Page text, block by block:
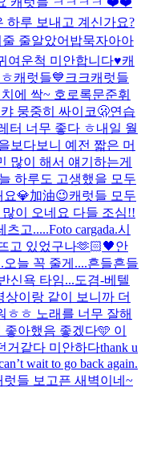
하루 보내고 계신가요?
줄알았어 밥묵자아아
여운척 미안합니다♥️캐
캐럿들💙크크캐럿들
에 싹~ 호로록문준휘
캬 뭉중히 싸이코🫢연습
터 너무 좋다 ㅎ내일 월
보다보니 예전 짧은 머
많이 해서 얘기하는게
하루도 고생했을 모두
요💎加油😉캐럿들 모두
많이 오네요 다들 조심!!
츠고.....Foto cargada.시
고 있었구나🫶🏻🖤안
오늘 꼭 줄게....흔들흔들
신욕 타임...도겸-베텔
이랑 같이 보니까 더
ㅎㅎ 노래를 너무 잘해
좋아했음 좋겠다🩵 이
거같다 미안하다thank u
wait to go back again.
럿들 보고픈 새벽이네~